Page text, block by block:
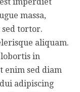
massa,
tortor.
aliquam.
in
enim sed diam
adipiscing